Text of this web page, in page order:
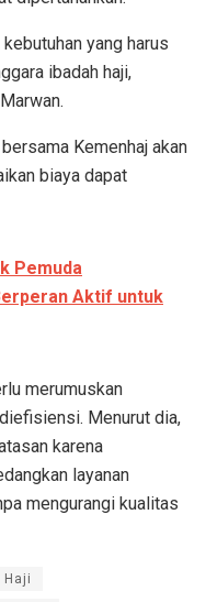
yang harus
ibadah haji,
Kemenhaj akan
biaya dapat
Pemuda
Aktif untuk
merumuskan
Menurut dia,
karena
layanan
mengurangi kualitas
Haji